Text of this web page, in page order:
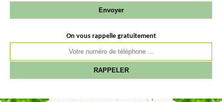
On vous rappelle gratuitement